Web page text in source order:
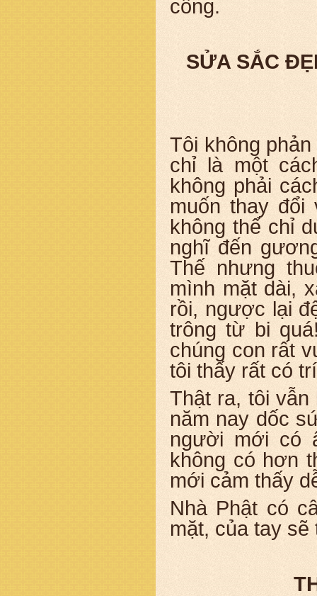
công.
SỬA SẮC
Tôi không
chỉ là một
không phải
muốn thay đổi
không thể chỉ
nghĩ đến
Thế nhưng
mình mặt dài,
rồi, ngược lại
trông từ bi
chúng con rất
tôi thấy rất có
Thật ra, tôi
năm nay dốc
người mới có
không có hơn
mới cảm thấy
Nhà Phật có
mặt, của tay